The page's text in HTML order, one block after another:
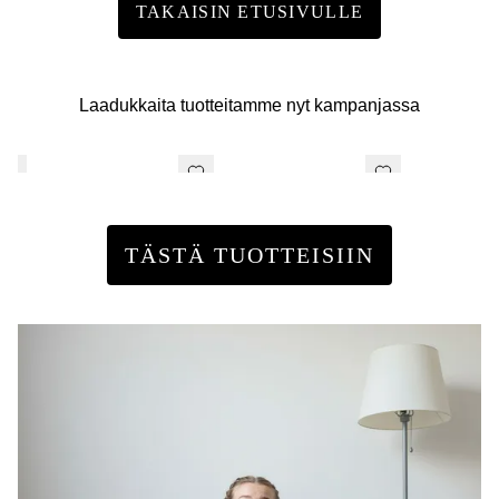
TAKAISIN ETUSIVULLE
Laadukkaita tuotteitamme nyt kampanjassa
TÄSTÄ TUOTTEISIIN